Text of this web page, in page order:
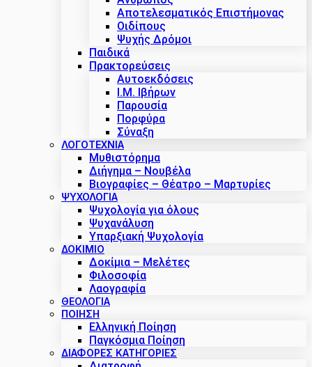
Αποτελεσματικός Επιστήμονας
Οιδίπους
Ψυχής Δρόμοι
Παιδικά
Πρακτoρεύσεις
Αυτοεκδόσεις
Ι.Μ. Ιβήρων
Παρουσία
Πορφύρα
Σύναξη
ΛΟΓΟΤΕΧΝΙΑ
Μυθιστόρημα
Διήγημα – Νουβέλα
Βιογραφίες – Θέατρο – Μαρτυρίες
ΨΥΧΟΛΟΓΙΑ
Ψυχολογία για όλους
Ψυχανάλυση
Υπαρξιακή Ψυχολογία
ΔΟΚΊΜΙΟ
Δοκίμια – Μελέτες
Φιλοσοφία
Λαογραφία
ΘΕΟΛΟΓΙΑ
ΠΟΙΗΣΗ
Ελληνική Ποίηση
Παγκόσμια Ποίηση
ΔΙΑΦΟΡΕΣ ΚΑΤΗΓΟΡΙΕΣ